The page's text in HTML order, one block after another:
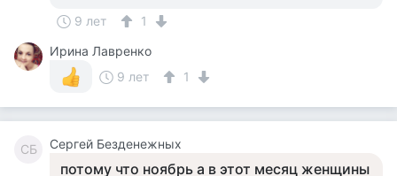
9 лет
1
Ирина Лавренко
9 лет
1
СБ Сергей Безденежных
потому что ноябрь а в этот месяц женщины